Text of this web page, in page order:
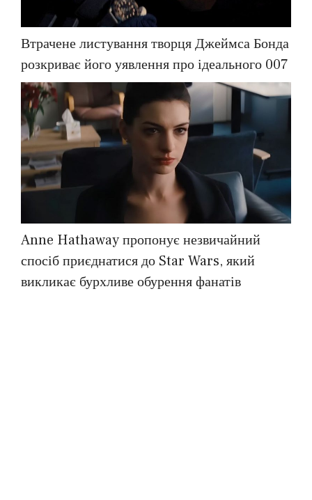
Втрачене листування творця Джеймса Бонда
розкриває його уявлення про ідеального 007
Anne Hathaway пропонує незвичайний
спосіб приєднатися до Star Wars, який
викликає бурхливе обурення фанатів